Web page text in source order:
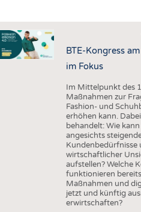
TESTS
AUSSCHREIBUNGEN
DTV AUSSCHREIBUNGSDIENST
ADRESSEN & LINKS
Seitennummerierung
BTE-Kongress
im Fokus
Im Mittelpunkt des
Maßnahmen zur
Fashion- und
erhöhen kann.
behandelt: Wie
angesichts
Kundenbedürfnisse
wirtschaftlicher
aufstellen? Welche
funktionieren
Maßnahmen und
jetzt und künftig
erwirtschaften?